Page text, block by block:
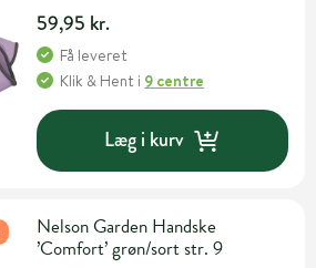
59,95 kr.
Få leveret
Klik & Hent i 9 centre
Læg i kurv
Nelson Garden Handske
’Comfort’ grøn/sort str. 9